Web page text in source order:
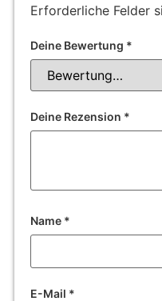
Erforderliche Felder
Deine Bewertung *
Deine Rezension *
Name *
E-Mail *